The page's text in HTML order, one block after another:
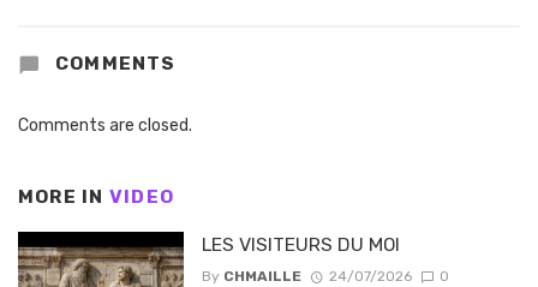
COMMENTS
Comments are closed.
MORE IN VIDEO
LES VISITEURS DU MOI
By CHMAILLE 24/07/2026 0